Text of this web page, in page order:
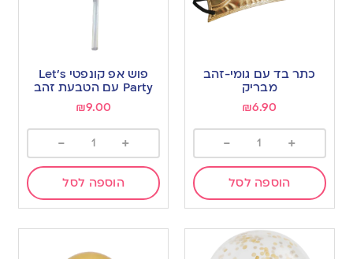
כתר בד עם גומי-זהב
מבריק
₪6.90
+
-
הוספה לסל
פוש אפ קונפטי Let’s
Party עם הטבעת זהב
₪9.00
+
-
הוספה לסל